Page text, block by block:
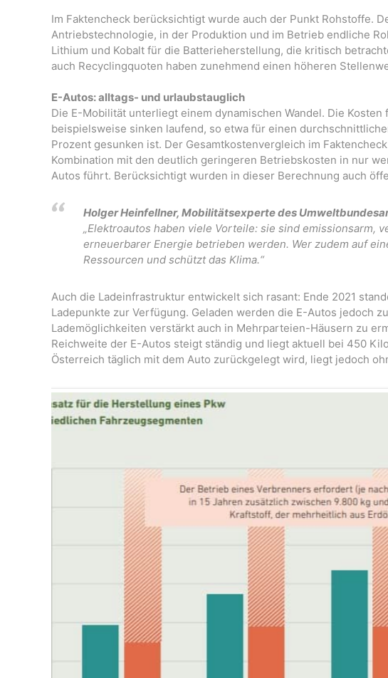
Im Faktencheck berücksichtigt wurde auch der Punkt Rohstoffe.
Antriebstechnologie, in der Produktion und im Betrieb endliche
Lithium und Kobalt für die Batterieherstellung, die kritisch
auch Recyclingquoten haben zunehmend einen höheren
E-Autos: alltags- und urlaubstauglich
Die E-Mobilität unterliegt einem dynamischen Wandel. Die
beispielsweise sinken laufend, so etwa für einen
Prozent gesunken ist. Der Gesamtkostenvergleich im
Kombination mit den deutlich geringeren Betriebskosten in nur
Autos führt. Berücksichtigt wurden in dieser Berechnung auch
Holger Heinfellner, Mobilitätsexperte des
„Elektroautos haben viele Vorteile: sie sind emissionsarm,
erneuerbarer Energie betrieben werden. Wer zudem auf
Ressourcen und schützt das Klima.“
Auch die Ladeinfrastruktur entwickelt sich rasant: Ende 2021
Ladepunkte zur Verfügung. Geladen werden die E-Autos jedoch
Lademöglichkeiten verstärkt auch in Mehrparteien-Häusern zu
Reichweite der E-Autos steigt ständig und liegt aktuell bei 450
Österreich täglich mit dem Auto zurückgelegt wird, liegt jedoch